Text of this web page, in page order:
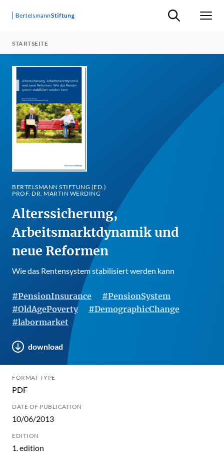
Suche ein-/
STARTSEITE
BERTELSMANN STIFTUNG (ED.)
PROF. DR. MARTIN WERDING
Alterssicherung,
Arbeitsmarktdynamik und
neue Reformen
Wie das Rentensystem stabilisiert werden kann
#PensionInsurance
#PensionSystem
#OldAgePoverty
#DemographicChange
#labormarket
download
FORMAT TYPE
PDF
DATE OF PUBLICATION
10/06/2013
EDITION
1. edition